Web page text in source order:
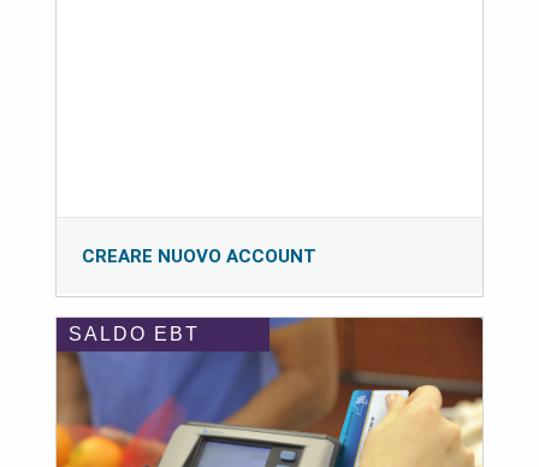
CREARE NUOVO ACCOUNT
SALDO EBT